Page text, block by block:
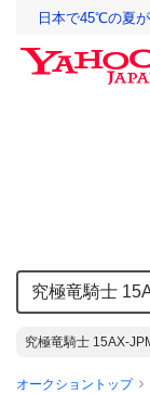
日本で45℃の夏
究極竜騎士 15AX-
オークショントップ